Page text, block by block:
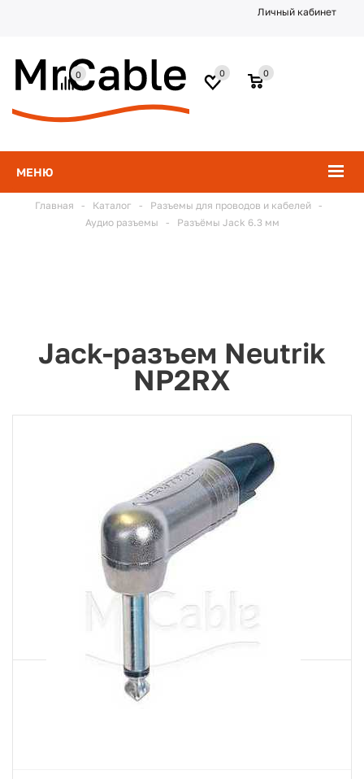
Личный кабинет
МЕНЮ
0
0
0
Главная - Каталог - Разъемы для проводов и кабелей
-
Аудио разъемы
- Разъёмы Jack 6.3 мм
Jack-разъем Neutrik
NP2RX